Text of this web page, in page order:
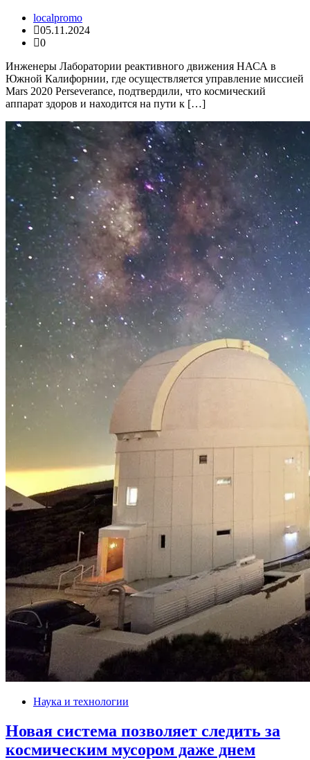
localpromo
05.11.2024
0
Инженеры Лаборатории реактивного движения НАСА в
Южной Калифорнии, где осуществляется управление миссией
Mars 2020 Perseverance, подтвердили, что космический
аппарат здоров и находится на пути к […]
Наука и технологии
Новая система позволяет следить за
космическим мусором даже днем